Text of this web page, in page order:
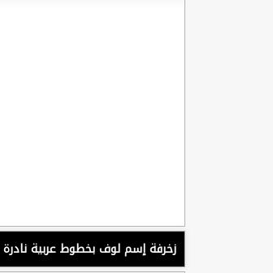
زخرفة إسم لوف بخطوط عربية نادرة